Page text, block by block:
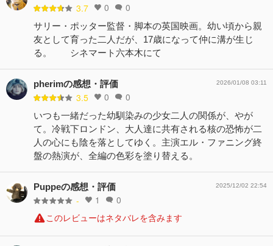
3.7 0 0
サリー・ポッター監督・脚本の英国映画。幼い頃から親
友として育った二人だが、17歳になって仲に溝が生じ
る。 シネマート六本木にて
pherimの感想・評価
3.5 0 0
2026/01/08 03:11
いつも一緒だった幼馴染みの少女二人の関係が、やが
て。冷戦下ロンドン、大人達に共有される核の恐怖が二
人の心にも陰を落としてゆく。主演エル・ファニング終
盤の熱演が、全編の色彩を塗り替える。
Puppeの感想・評価
- 1 0
2025/12/02 22:54
このレビューはネタバレを含みます